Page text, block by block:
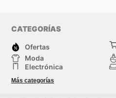
CATEGORÍAS
Ofertas
Moda
Electrónica
Deporte
Juguetes y bebés
Más categorías